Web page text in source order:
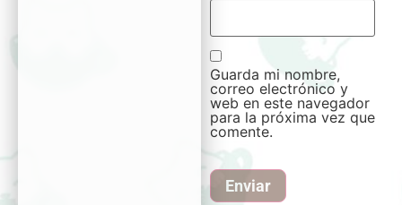
Guarda mi nombre,
correo electrónico y
web en este navegador
para la próxima vez que
comente.